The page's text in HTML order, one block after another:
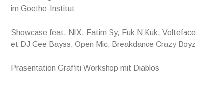
im Goethe-Institut
Showcase feat. NIX, Fatim Sy, Fuk N Kuk, Volteface
et DJ Gee Bayss, Open Mic, Breakdance Crazy Boyz
Präsentation Graffiti Workshop mit Diablos